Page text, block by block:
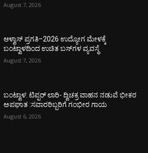
August 7, 2026
ಆಳ್ವಾಸ್ ಪ್ರಗತಿ–2026 ಉದ್ಯೋಗ ಮೇಳಕ್ಕೆ
ಬಂಟ್ವಾಳದಿಂದ ಉಚಿತ ಬಸ್‌ಗಳ ವ್ಯವಸ್ಥೆ
August 7, 2026
ಬಂಟ್ವಾಳ: ಟಿಪ್ಪರ್ ಲಾರಿ- ದ್ವಿಚಕ್ರ ವಾಹನ ನಡುವೆ ಭೀಕರ
ಅಪಘಾತ :ಸವಾರರಿಬ್ಬರಿಗೆ ಗಂಭೀರ ಗಾಯ
August 6, 2026